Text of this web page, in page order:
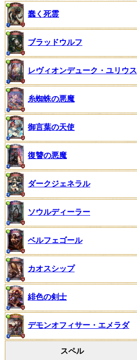
蠢く死霊
ブラッドウルフ
レヴィオンデューク・ユリウス
糸蜘蛛の悪魔
御言葉の天使
復讐の悪魔
ダークジェネラル
ソウルディーラー
ベルフェゴール
カオスシップ
緋色の剣士
デモンオフィサー・エメラダ
スペル